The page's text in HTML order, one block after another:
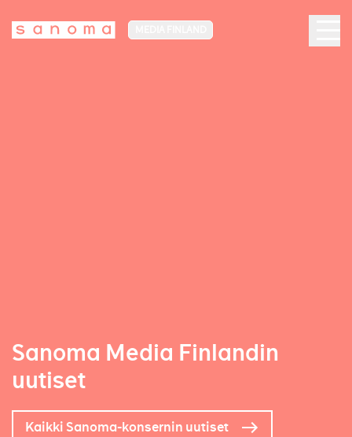
Sanoma Media Finlandin
uutiset
Kaikki Sanoma-konsernin uutiset